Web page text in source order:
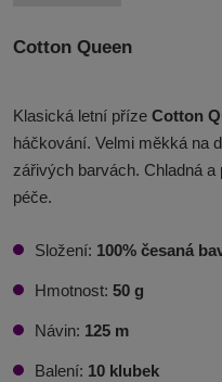
Cotton Queen
Klasická letní příze Cotton
háčkování. Velmi měkká na
zářivých barvách. Chladná
péče.
Složení: 100% česaná
Hmotnost: 50 g
Návin: 125 m
Balení: 10 klubek